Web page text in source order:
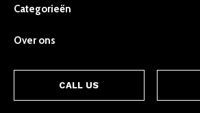
Categorieën
Over ons
CALL US